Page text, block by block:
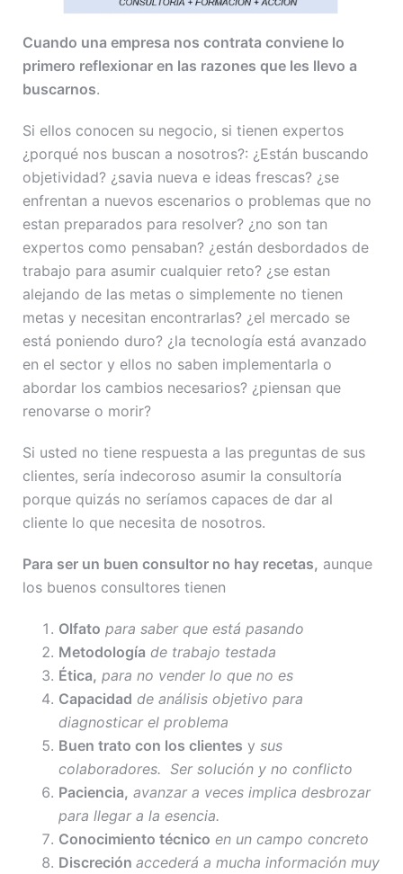
Cuando una empresa nos contrata conviene lo
primero reflexionar en las razones que les llevo a
buscarnos.
Si ellos conocen su negocio, si tienen expertos
¿porqué nos buscan a nosotros?: ¿Están buscando
objetividad? ¿savia nueva e ideas frescas? ¿se
enfrentan a nuevos escenarios o problemas que no
estan preparados para resolver? ¿no son tan
expertos como pensaban? ¿están desbordados de
trabajo para asumir cualquier reto? ¿se estan
alejando de las metas o simplemente no tienen
metas y necesitan encontrarlas? ¿el mercado se
está poniendo duro? ¿la tecnología está avanzado
en el sector y ellos no saben implementarla o
abordar los cambios necesarios? ¿piensan que
renovarse o morir?
Si usted no tiene respuesta a las preguntas de sus
clientes, sería indecoroso asumir la consultoría
porque quizás no seríamos capaces de dar al
cliente lo que necesita de nosotros.
Para ser un buen consultor no hay recetas, aunque
los buenos consultores tienen
Olfato para saber que está pasando
Metodología de trabajo testada
Ética, para no vender lo que no es
Capacidad de análisis objetivo para
diagnosticar el problema
Buen trato con los clientes y sus
colaboradores. Ser solución y no conflicto
Paciencia, avanzar a veces implica desbrozar
para llegar a la esencia.
Conocimiento técnico en un campo concreto
Discreción accederá a mucha información muy